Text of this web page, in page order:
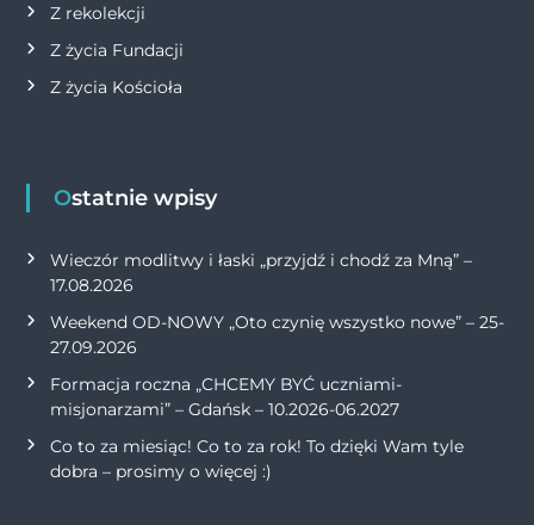
Z rekolekcji
Z życia Fundacji
Z życia Kościoła
Ostatnie wpisy
Wieczór modlitwy i łaski „przyjdź i chodź za Mną” –
17.08.2026
Weekend OD-NOWY „Oto czynię wszystko nowe” – 25-
27.09.2026
Formacja roczna „CHCEMY BYĆ uczniami-
misjonarzami” – Gdańsk – 10.2026-06.2027
Co to za miesiąc! Co to za rok! To dzięki Wam tyle
dobra – prosimy o więcej :)